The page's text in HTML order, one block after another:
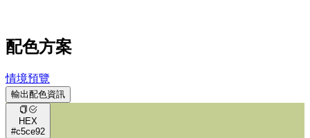
配色方案
情境預覽
輸出配色資訊
HEX
#c5ce92